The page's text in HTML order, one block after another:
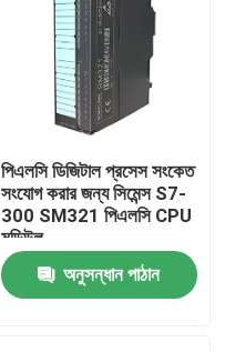
পিএলসি ডিজিটাল প্রসেস সংকেত
সংযোগ করার জন্য সিমেন্স S7-
300 SM321 পিএলসি CPU
মডিউল
অনুসন্ধান পাঠান